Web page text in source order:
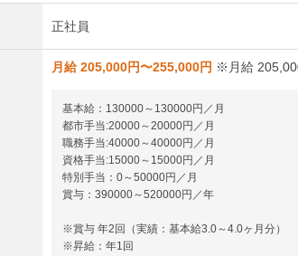
正社員
月給 205,000円〜255,000円 ※月給
基本給：130000～130000円／月
都市手当:20000～20000円／月
職務手当:40000～40000円／月
資格手当:15000～15000円／月
特別手当：0～50000円／月
賞与：390000～520000円／年
※賞与 年2回（実績：基本給3.0～4.0ヶ月分）
※昇給：年1回